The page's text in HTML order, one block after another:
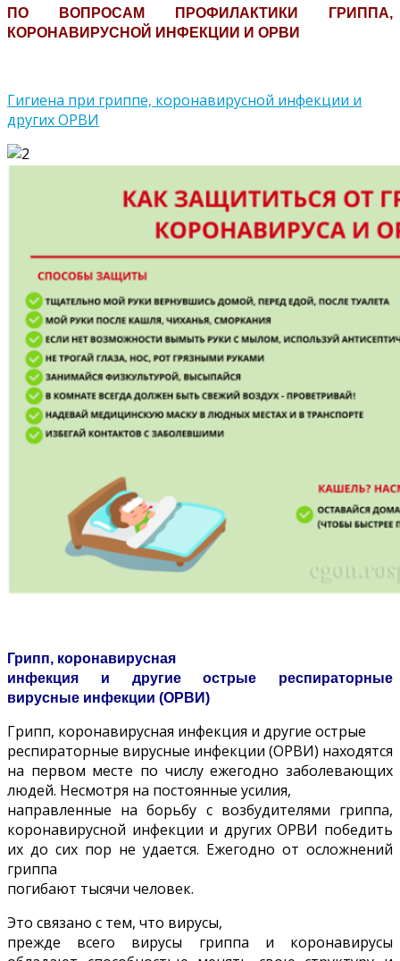
ПО ВОПРОСАМ ПРОФИЛАКТИКИ ГРИППА,
КОРОНАВИРУСНОЙ ИНФЕКЦИИ И ОРВИ
Гигиена при гриппе, коронавирусной инфекции и
других ОРВИ
Грипп, коронавирусная
инфекция и другие острые респираторные
вирусные инфекции (ОРВИ)
Грипп, коронавирусная инфекция и другие острые
респираторные вирусные инфекции (ОРВИ) находятся
на первом месте по числу ежегодно заболевающих
людей. Несмотря на постоянные усилия,
направленные на борьбу с возбудителями гриппа,
коронавирусной инфекции и других ОРВИ победить
их до сих пор не удается. Ежегодно от осложнений
гриппа
погибают тысячи человек.
Это связано с тем, что вирусы,
прежде всего вирусы гриппа и коронавирусы